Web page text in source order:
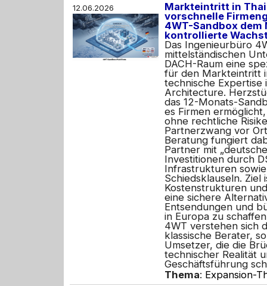
12.06.2026
Markteintritt in
vorschnelle
4WT-Sandbox
kontrollierte
Das Ingenieurbüro
mittelständischen
DACH-Raum eine
für den Markteintritt
technische Expertise
Architecture.
das 12-Monats-
es Firmen
ohne rechtliche
Partnerzwang vor
Beratung fungiert
Partner mit
Investitionen durch
Infrastrukturen
Schiedsklauseln.
Kostenstrukturen
eine sichere
Entsendungen und
in Europa zu
4WT verstehen sich
klassische Berater,
Umsetzer, die die
technischer Realität
Geschäftsführung
Thema: Expansion-